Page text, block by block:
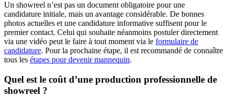
Un showreel n’est pas un document obligatoire pour une
candidature initiale, mais un avantage considérable. De bonnes
photos actuelles et une candidature informative suffisent pour le
premier contact. Celui qui souhaite néanmoins postuler directement
via une vidéo peut le faire à tout moment via le formulaire de
candidature. Pour la prochaine étape, il est recommandé de connaître
tous les étapes pour devenir mannequin.
Quel est le coût d’une production professionnelle de
showreel ?